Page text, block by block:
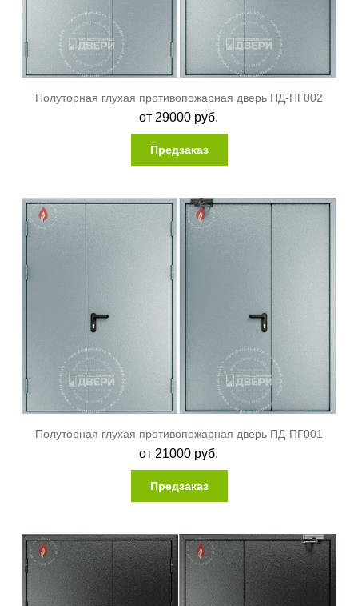
Полуторная глухая противопожарная дверь ПД-ПГ002
от 29000 руб.
Предзаказ
Полуторная глухая противопожарная дверь ПД-ПГ001
от 21000 руб.
Предзаказ